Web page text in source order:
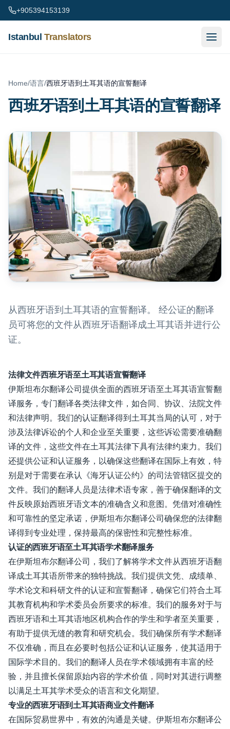
Skip to content
+905394153139
Istanbul Translators
Home/语言/西班牙语到土耳其语的宣誓翻译
西班牙语到土耳其语的宣誓翻译
从西班牙语到土耳其语的宣誓翻译。 经公证的翻译
员可将您的文件从西班牙语翻译成土耳其语并进行公
证。
法律文件西班牙语至土耳其语宣誓翻译
伊斯坦布尔翻译公司提供全面的西班牙语至土耳其语宣誓翻
译服务，专门翻译各类法律文件，如合同、协议、法院文件
和法律声明。我们的认证翻译得到土耳其当局的认可，对于
涉及法律诉讼的个人和企业至关重要，这些诉讼需要准确翻
译的文件，这些文件在土耳其法律下具有法律约束力。我们
还提供公证和认证服务，以确保这些翻译在国际上有效，特
别是对于需要在承认《海牙认证公约》的司法管辖区提交的
文件。我们的翻译人员是法律术语专家，善于确保翻译的文
件反映原始西班牙语文本的准确含义和意图。凭借对准确性
和可靠性的坚定承诺，伊斯坦布尔翻译公司确保您的法律翻
译得到专业处理，保持最高的保密性和完整性标准。
认证的西班牙语至土耳其语学术翻译服务
在伊斯坦布尔翻译公司，我们了解将学术文件从西班牙语翻
译成土耳其语所带来的独特挑战。我们提供文凭、成绩单、
学术论文和科研文件的认证和宣誓翻译，确保它们符合土耳
其教育机构和学术委员会所要求的标准。我们的服务对于与
西班牙语和土耳其语地区机构合作的学生和学者至关重要，
有助于提供无缝的教育和研究机会。我们确保所有学术翻译
不仅准确，而且在必要时包括公证和认证服务，使其适用于
国际学术目的。我们的翻译人员在学术领域拥有丰富的经
验，并且擅长保留原始内容的学术价值，同时对其进行调整
以满足土耳其学术受众的语言和文化期望。
专业的西班牙语到土耳其语商业文件翻译
在国际贸易世界中，有效的沟通是关键。伊斯坦布尔翻译公